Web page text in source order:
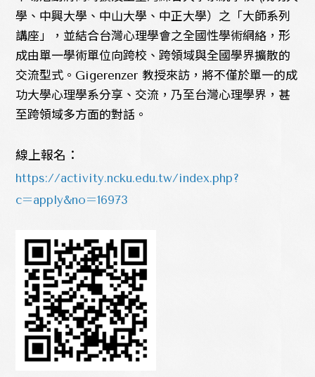
學、中興大學、中山大學、中正大學）之「大師系列
講座」，並結合台灣心理學會之全國性學術網絡，形
成由單一學術單位向跨校、跨領域與全國學界擴散的
交流型式。Gigerenzer 教授來訪，將不僅於單一的成
功大學心理學系分享、交流，乃至台灣心理學界，甚
至跨領域多方面的對話。
線上報名：
https://activity.ncku.edu.tw/index.php?
c=apply&no=16973